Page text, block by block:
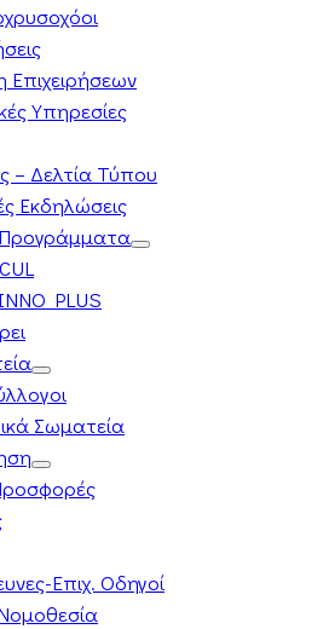
Επιχειρήσεων
Υπηρεσίες
– Δελτία Τύπου
Εκδηλώσεις
PLUS
Σωματεία
Επιχ. Οδηγοί